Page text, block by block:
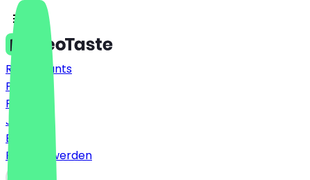
Restaurants
Preise
FAQ
Jobs
Blog
Partner werden